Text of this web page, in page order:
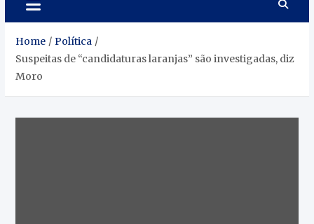
Home
Política
Suspeitas de “candidaturas laranjas” são investigadas, diz
Moro